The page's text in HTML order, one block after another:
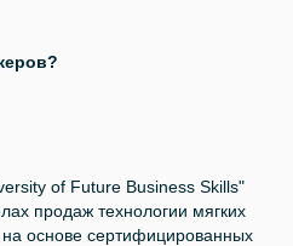
of Future Business Skills"
продаж технологии мягких
основе сертифицированных